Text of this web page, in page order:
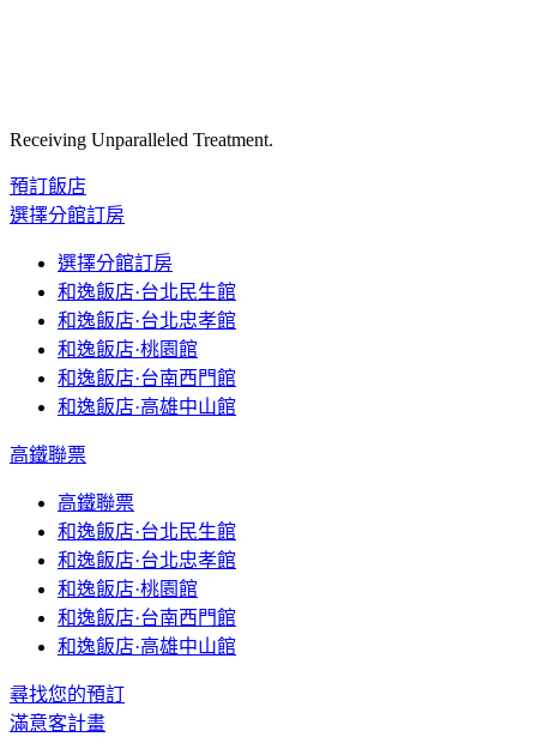
Receiving Unparalleled Treatment.
預訂飯店
選擇分館訂房
選擇分館訂房
和逸飯店·台北民生館
和逸飯店·台北忠孝館
和逸飯店·桃園館
和逸飯店·台南西門館
和逸飯店·高雄中山館
高鐵聯票
高鐵聯票
和逸飯店·台北民生館
和逸飯店·台北忠孝館
和逸飯店·桃園館
和逸飯店·台南西門館
和逸飯店·高雄中山館
尋找您的預訂
滿意客計畫